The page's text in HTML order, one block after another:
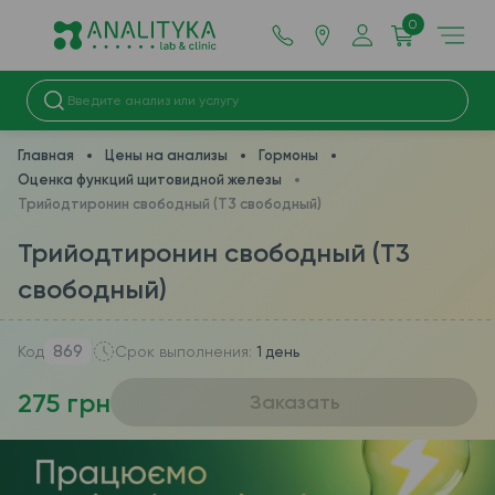
0
Главная Цены на анализы
Гормоны
Оценка функций щитовидной железы
Трийодтиронин свободный (Т3 свободный)
Трийодтиронин свободный (Т3
свободный)
Код 869 Срок выполнения: 1 день
275 грн Заказать